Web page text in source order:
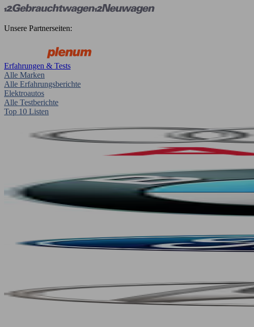
Unsere Partnerseiten:
Erfahrungen & Tests
Alle Marken
Alle Erfahrungsberichte
Elektroautos
Alle Testberichte
Top 10 Listen